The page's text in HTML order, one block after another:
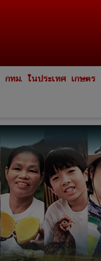
กทม. ในประเทศ เกษตร